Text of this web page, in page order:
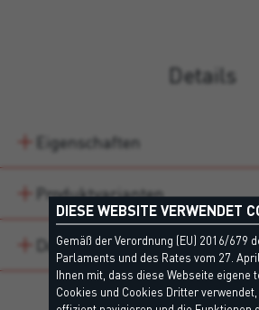
Details
Eigenschaften
Produktvarianten
Downloads
DIESE WEBSITE VERWENDET
Gemäß der Verordnung (EU) 2016/679
Parlaments und des Rates vom 27.
Ihnen mit, dass diese Webseite eigene
Cookies und Cookies Dritter